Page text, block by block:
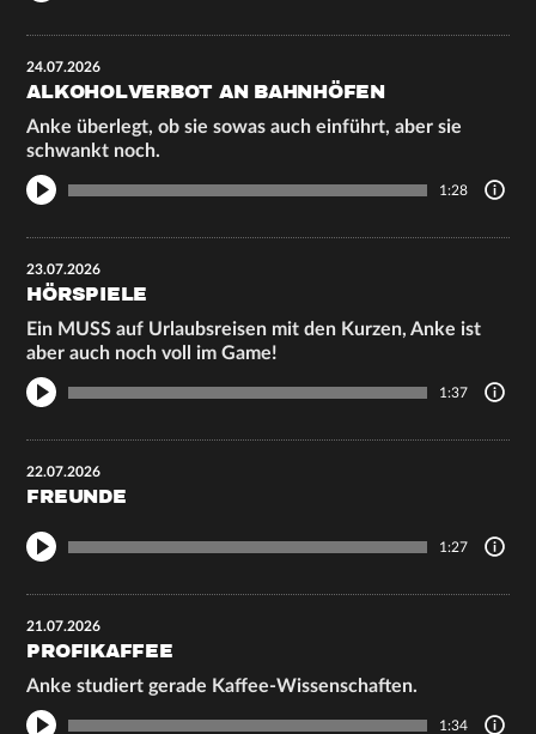
24.07.2026
ALKOHOLVERBOT AN BAHNHÖFEN
Anke überlegt, ob sie sowas auch einführt, aber sie
schwankt noch.
1:28
23.07.2026
HÖRSPIELE
Ein MUSS auf Urlaubsreisen mit den Kurzen, Anke ist
aber auch noch voll im Game!
1:37
22.07.2026
FREUNDE
1:27
21.07.2026
PROFIKAFFEE
Anke studiert gerade Kaffee-Wissenschaften.
1:34